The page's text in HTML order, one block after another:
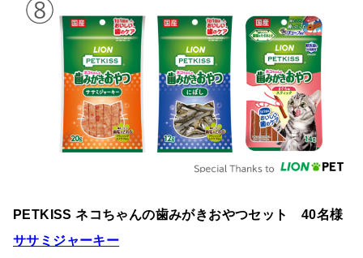
PETKISS ネコちゃんの歯みがきおやつセット 40名様
ササミジャーキー